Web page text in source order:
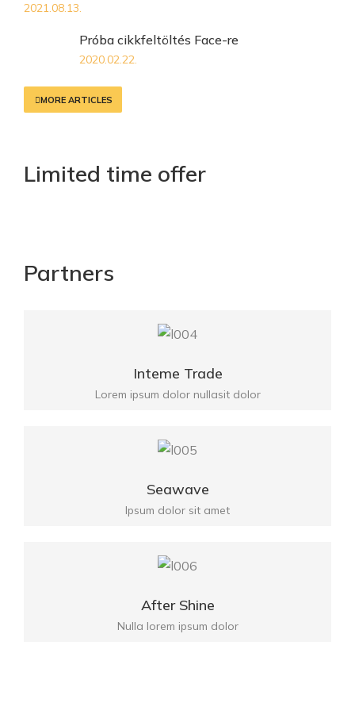
2021.08.13.
Próba cikkfeltöltés Face-re
2020.02.22.
MORE ARTICLES
Limited time offer
Partners
Inteme Trade
Lorem ipsum dolor nullasit dolor
Seawave
Ipsum dolor sit amet
After Shine
Nulla lorem ipsum dolor